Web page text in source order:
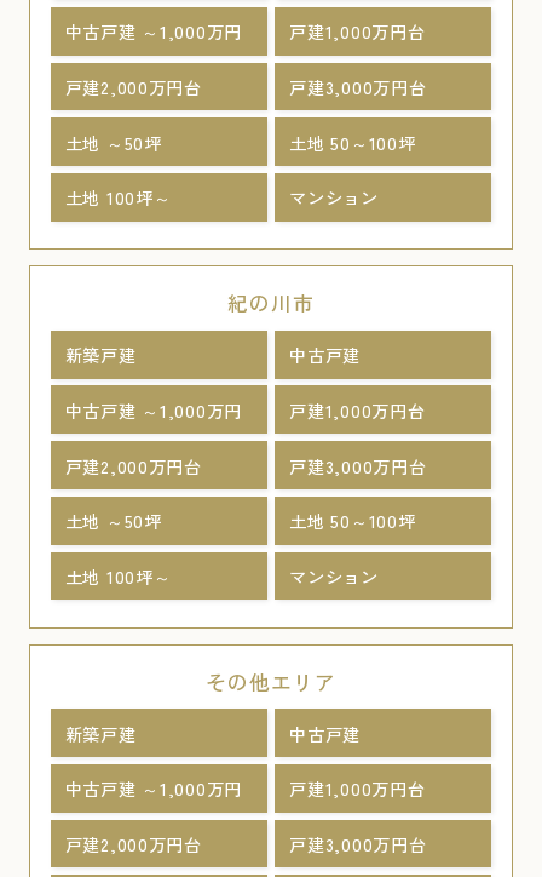
中古戸建 ～1,000万円 戸建1,000万円台
戸建2,000万円台 戸建3,000万円台
土地 ～50坪 土地 50～100坪
土地 100坪～ マンション
紀の川市
新築戸建 中古戸建
中古戸建 ～1,000万円 戸建1,000万円台
戸建2,000万円台 戸建3,000万円台
土地 ～50坪 土地 50～100坪
土地 100坪～ マンション
その他エリア
新築戸建 中古戸建
中古戸建 ～1,000万円 戸建1,000万円台
戸建2,000万円台 戸建3,000万円台